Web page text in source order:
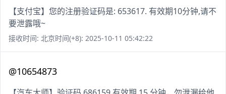
【支付宝】您的注册验证码是: 653617. 有效期10分钟,请不
要泄露哦~
接收时间: 北京时间(+8): 2025-10-11 05:42:22
@10654873